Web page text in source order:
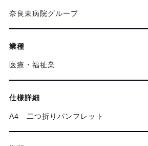
奈良東病院グループ
業種
医療・福祉業
仕様詳細
A4 二つ折りパンフレット